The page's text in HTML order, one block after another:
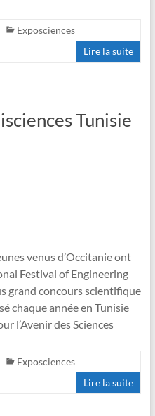
Exposciences
Lire la suite
Tunisie
venus d’Occitanie ont
Festival of Engineering
grand concours scientifique
chaque année en Tunisie
l’Avenir des Sciences
Exposciences
Lire la suite